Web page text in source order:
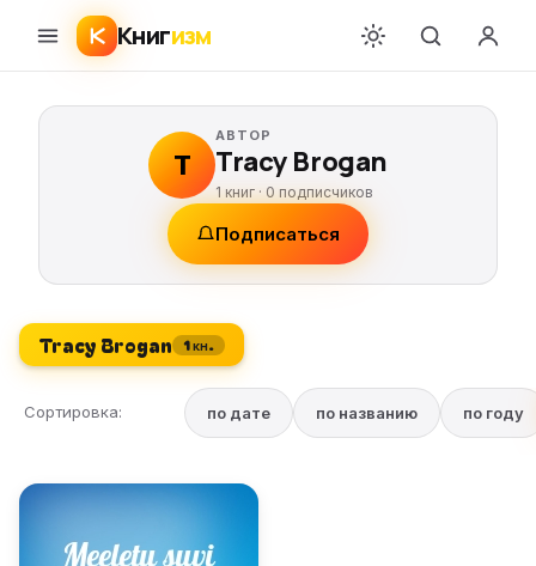
Книгизм
T
АВТОР
Tracy Brogan
1 книг ·0 подписчиков
Подписаться
Tracy Brogan 1 кн.
Сортировка: по дате по названию по году